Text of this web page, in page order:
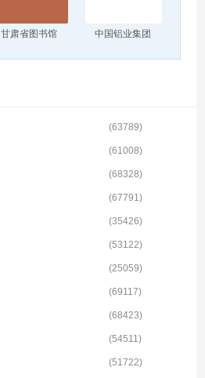
甘肃省图书馆 中国铝业集团
(63789)
(61008)
(68328)
(67791)
(35426)
(53122)
(25059)
(69117)
(68423)
(54511)
(51722)